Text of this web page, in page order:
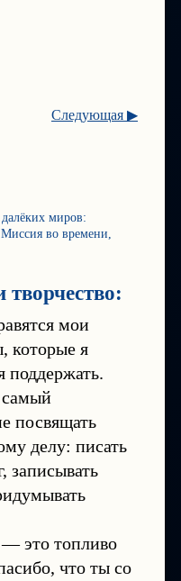
Следующая ▶
миров:
Миссия во времени,
творчество:
мои
которые я
посвящать
делу: писать
записывать
— это топливо
что ты со